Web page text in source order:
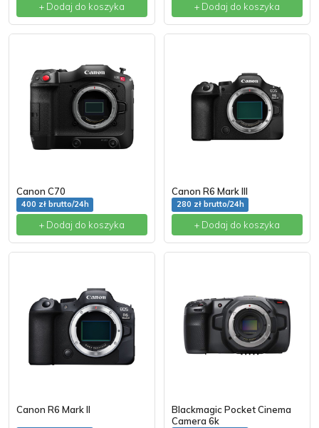
+ Dodaj do koszyka + Dodaj do koszyka
Canon C70
400 zł brutto/24h
+ Dodaj do koszyka
Canon R6 Mark III
280 zł brutto/24h
+ Dodaj do koszyka
Canon R6 Mark II
Blackmagic Pocket Cinema
Camera 6k